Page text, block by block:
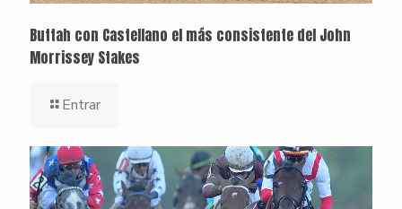
Buttah con Castellano el más consistente del John
Morrissey Stakes
Entrar